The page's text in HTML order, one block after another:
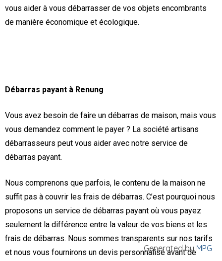
vous aider à vous débarrasser de vos objets encombrants
de manière économique et écologique.
Débarras payant à Renung
Vous avez besoin de faire un débarras de maison, mais vous
vous demandez comment le payer ? La société artisans
débarrasseurs peut vous aider avec notre service de
débarras payant.
Nous comprenons que parfois, le contenu de la maison ne
suffit pas à couvrir les frais de débarras. C’est pourquoi nous
proposons un service de débarras payant où vous payez
seulement la différence entre la valeur de vos biens et les
frais de débarras. Nous sommes transparents sur nos tarifs
et nous vous fournirons un devis personnalisé avant de
Generated byMPG